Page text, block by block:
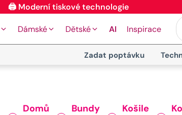
Dámské Dětské AI Inspirace
Zadat poptávku
Domů Bundy Košile